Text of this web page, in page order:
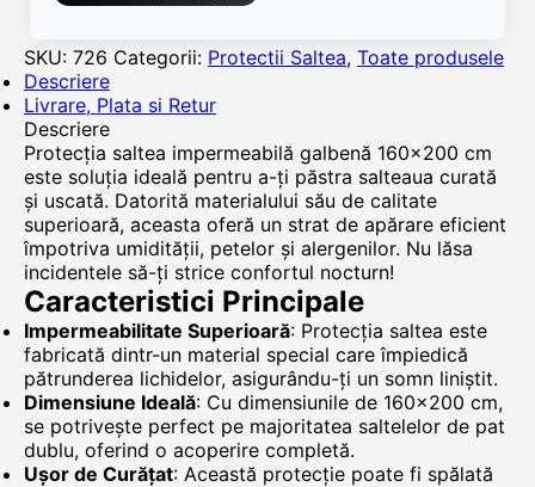
SKU: 726 Categorii: Protectii Saltea, Toate produsele
Descriere
Livrare, Plata si Retur
Descriere
Protecția saltea impermeabilă galbenă 160x200 cm
este soluția ideală pentru a-ți păstra salteaua curată
și uscată. Datorită materialului său de calitate
superioară, aceasta oferă un strat de apărare eficient
împotriva umidității, petelor și alergenilor. Nu lăsa
incidentele să-ți strice confortul nocturn!
Caracteristici Principale
Impermeabilitate Superioară: Protecția saltea este
fabricată dintr-un material special care împiedică
pătrunderea lichidelor, asigurându-ți un somn liniștit.
Dimensiune Ideală: Cu dimensiunile de 160x200 cm,
se potrivește perfect pe majoritatea saltelelor de pat
dublu, oferind o acoperire completă.
Ușor de Curățat: Această protecție poate fi spălată